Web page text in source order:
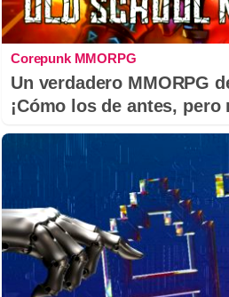
Corepunk MMORPG
Un verdadero MMORPG
¡Cómo los de antes, pero